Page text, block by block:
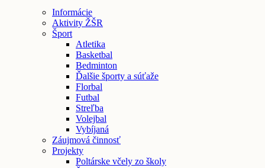
Informácie
Aktivity ŽŠR
Šport
Atletika
Basketbal
Bedminton
Ďalšie športy a súťaže
Florbal
Futbal
Streľba
Volejbal
Vybíjaná
Záujmová činnosť
Projekty
Poltárske včely zo školy